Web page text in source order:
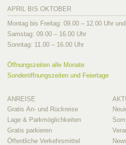
APRIL BIS OKTOBER
Montag bis Freitag: 09.00 – 12.00 Uhr
Samstag: 09.00 – 16.00 Uhr
Sonntag: 11.00 – 16.00 Uhr
Öffnungszeiten alle Monate
Sonderöffnungszeiten und Feiertage
ANREISE
Gratis An- und Rückreise
Lage & Parkmöglichkeiten
Gratis parkieren
Öffentliche Verkehrsmittel